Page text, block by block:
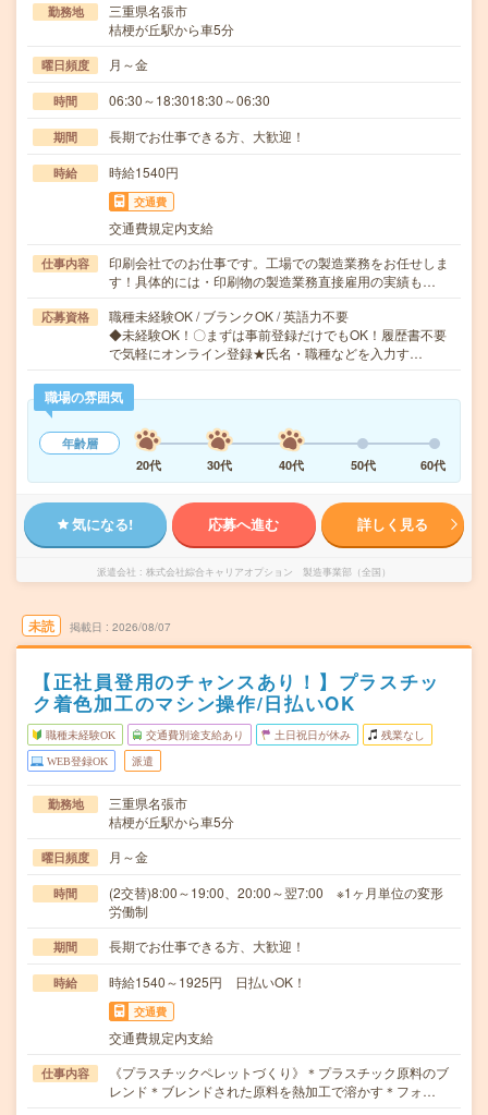
勤務地
三重県名張市
桔梗が丘駅から車5分
曜日頻度 月～金
時間 06:30～18:3018:30～06:30
期間 長期でお仕事できる方、大歓迎！
時給 時給1540円
交通費
交通費規定内支給
仕事内容
印刷会社でのお仕事です。工場での製造業務をお任せしま
す！具体的には・印刷物の製造業務直接雇用の実績も…
応募資格
職種未経験OK / ブランクOK / 英語力不要
◆未経験OK！〇まずは事前登録だけでもOK！履歴書不要
で気軽にオンライン登録★氏名・職種などを入力す…
職場の雰囲気
年齢層
20代
30代 40代 50代 60代
気になる! 応募へ進む 詳しく見る
派遣会社 株式会社綜合キャリアオプション 製造事業部（全国）
未読 掲載日 2026/08/07
【正社員登用のチャンスあり！】プラスチッ
ク着色加工のマシン操作/日払いOK
職種未経験OK 交通費別途支給あり 土日祝日が休み 残業なし
WEB登録OK 派遣
勤務地
三重県名張市
桔梗が丘駅から車5分
曜日頻度 月～金
時間
(2交替)8:00～19:00、20:00～翌7:00 ※1ヶ月単位の変形
労働制
期間 長期でお仕事できる方、大歓迎！
時給 時給1540～1925円 日払いOK！
交通費
交通費規定内支給
仕事内容
《プラスチックペレットづくり》＊プラスチック原料のブ
レンド＊ブレンドされた原料を熱加工で溶かす＊フォ…